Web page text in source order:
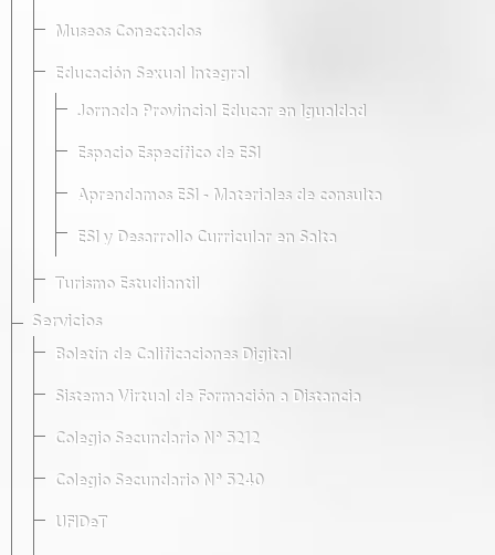
Museos Conectados
Educación Sexual Integral
Jornada Provincial Educar en Igualdad
Espacio Específico de ESI
Aprendamos ESI - Materiales de consulta
ESI y Desarrollo Curricular en Salta
Turismo Estudiantil
Servicios
Boletín de Calificaciones Digital
Sistema Virtual de Formación a Distancia
Colegio Secundario Nº 5212
Colegio Secundario Nº 5240
UFIDeT